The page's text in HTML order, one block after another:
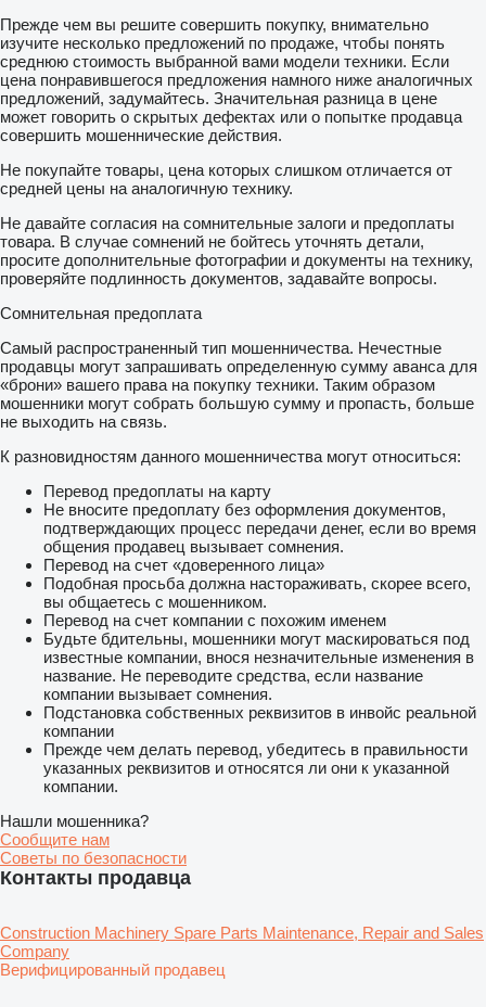
Прежде чем вы решите совершить покупку, внимательно
изучите несколько предложений по продаже, чтобы понять
среднюю стоимость выбранной вами модели техники. Если
цена понравившегося предложения намного ниже аналогичных
предложений, задумайтесь. Значительная разница в цене
может говорить о скрытых дефектах или о попытке продавца
совершить мошеннические действия.
Не покупайте товары, цена которых слишком отличается от
средней цены на аналогичную технику.
Не давайте согласия на сомнительные залоги и предоплаты
товара. В случае сомнений не бойтесь уточнять детали,
просите дополнительные фотографии и документы на технику,
проверяйте подлинность документов, задавайте вопросы.
Сомнительная предоплата
Самый распространенный тип мошенничества. Нечестные
продавцы могут запрашивать определенную сумму аванса для
«брони» вашего права на покупку техники. Таким образом
мошенники могут собрать большую сумму и пропасть, больше
не выходить на связь.
К разновидностям данного мошенничества могут относиться:
Перевод предоплаты на карту
Не вносите предоплату без оформления документов,
подтверждающих процесс передачи денег, если во время
общения продавец вызывает сомнения.
Перевод на счет «доверенного лица»
Подобная просьба должна настораживать, скорее всего,
вы общаетесь с мошенником.
Перевод на счет компании с похожим именем
Будьте бдительны, мошенники могут маскироваться под
известные компании, внося незначительные изменения в
название. Не переводите средства, если название
компании вызывает сомнения.
Подстановка собственных реквизитов в инвойс реальной
компании
Прежде чем делать перевод, убедитесь в правильности
указанных реквизитов и относятся ли они к указанной
компании.
Нашли мошенника?
Сообщите нам
Советы по безопасности
Контакты продавца
Construction Machinery Spare Parts Maintenance, Repair and Sales
Company
Верифицированный продавец